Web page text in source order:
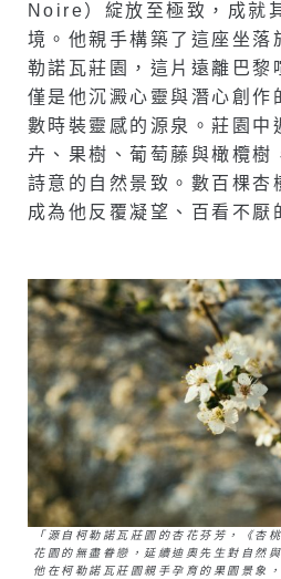
Noire）綻放至極致，成就
境。他親手構築了這座坐落
勒諾瓦莊園，這片遠離巴黎
僅是他沉澱心靈與潛心創作
數時裝靈感的源泉。莊園中
卉、果樹、葡萄藤與橄欖樹
詩意的自然景致。數百棵杏
成為他反覆凝望、百看不厭
「源自柯勒諾瓦莊園的杏花芬芳，《杏
花園的無盡眷戀，延續迪奧先生對自然
他在柯勒諾瓦莊園親手孕育的果園景象